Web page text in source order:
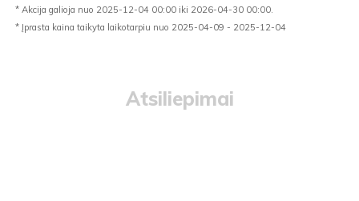
* Akcija galioja nuo 2025-12-04 00:00 iki 2026-04-30 00:00.
* Įprasta kaina taikyta laikotarpiu nuo 2025-04-09 - 2025-12-04
Atsiliepimai